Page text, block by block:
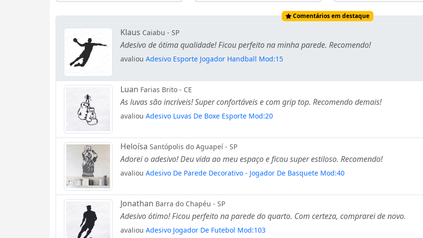
Comentários em destaque
Klaus Caiabu - SP
Adesivo de ótima qualidade! Ficou perfeito na minha parede. Recomendo!
avaliou Adesivo Esporte Jogador Handball Mod:15
Luan Farias Brito - CE
As luvas são incríveis! Super confortáveis e com grip top. Recomendo demais!
avaliou Adesivo Luvas De Boxe Esporte Mod:20
Heloísa Santópolis do Aguapeí - SP
Adorei o adesivo! Deu vida ao meu espaço e ficou super estiloso. Recomendo!
avaliou Adesivo De Parede Decorativo - Jogador De Basquete Mod:40
Jonathan Barra do Chapéu - SP
Adesivo ótimo! Ficou perfeito na parede do quarto. Com certeza, comprarei de novo.
avaliou Adesivo Jogador De Futebol Mod:103